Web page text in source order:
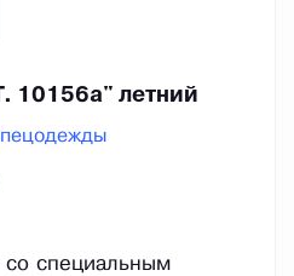
10156а" летний
со специальным